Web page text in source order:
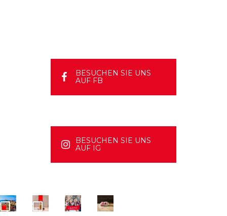
BESUCHEN SIE UNS
AUF FB
BESUCHEN SIE UNS
AUF IG